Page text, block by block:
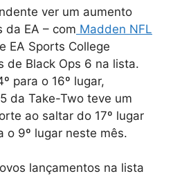
ver um aumento
da EA – com Madden NFL
EA Sports College
de Black Ops 6 na lista.
para o 16º lugar,
da Take-Two teve um
ao saltar do 17º lugar
o 9º lugar neste mês.
lançamentos na lista